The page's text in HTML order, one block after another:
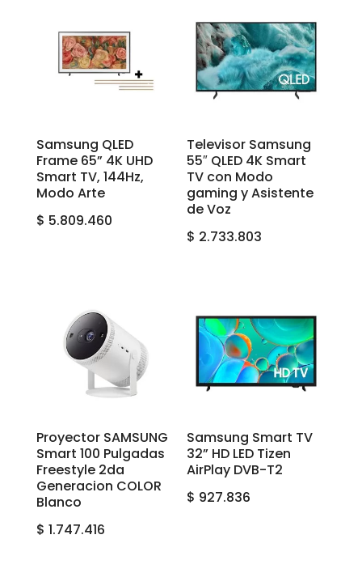
Samsung QLED
Frame 65” 4K UHD
Smart TV, 144Hz,
Modo Arte
$ 5.809.460
Televisor Samsung
55″ QLED 4K Smart
TV con Modo
gaming y Asistente
de Voz
$ 2.733.803
Proyector SAMSUNG
Smart 100 Pulgadas
Freestyle 2da
Generacion COLOR
Blanco
$ 1.747.416
Samsung Smart TV
32” HD LED Tizen
AirPlay DVB-T2
$ 927.836